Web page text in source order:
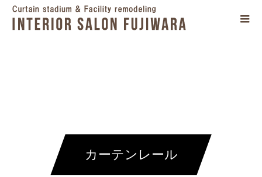
カーテンレール